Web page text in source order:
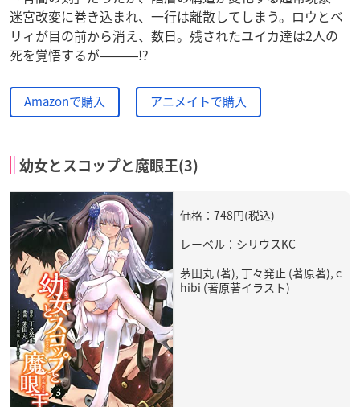
迷宮改変に巻き込まれ、一行は離散してしまう。ロウとベ
リィが目の前から消え、数日。残されたユイカ達は2人の
死を覚悟するが―――!?
Amazonで購入 アニメイトで購入
幼女とスコップと魔眼王(3)
価格：748円(税込)
レーベル：シリウスKC
茅田丸 (著), 丁々発止 (著原著), c
hibi (著原著イラスト)